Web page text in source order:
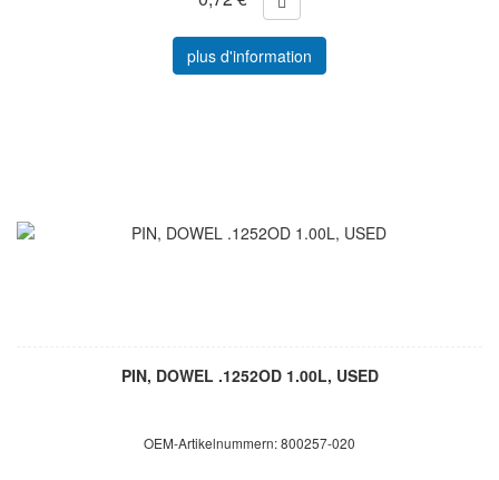
plus d'information
PIN, DOWEL .1252OD 1.00L, USED
OEM-Artikelnummern: 800257-020